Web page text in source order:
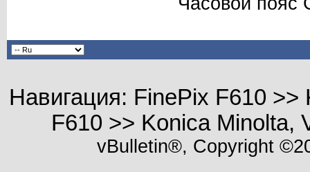
Навигация: FinePix F610
F610 >> Konica
vBulletin®, Copyright